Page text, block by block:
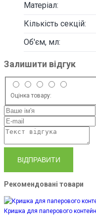
Матеріал:
Кількість секцій:
Об'єм, мл:
Залишити відгук
Оцінка товару:
ВІДПРАВИТИ
Рекомендовані товари
Кришка для паперового